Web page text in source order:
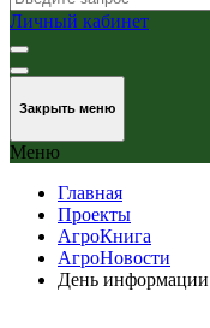
Личный кабинет
Закрыть меню
Меню
Главная
Проекты
АгроКнига
АгроНовости
День информации